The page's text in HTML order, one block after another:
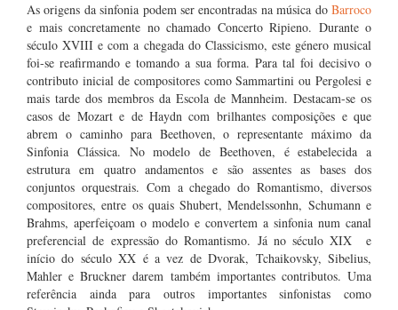
As origens da sinfonia podem ser encontradas na música do Barroco
e mais concretamente no chamado Concerto Ripieno. Durante o
século XVIII e com a chegada do Classicismo, este género musical
foi-se reafirmando e tomando a sua forma. Para tal foi decisivo o
contributo inicial de compositores como Sammartini ou Pergolesi e
mais tarde dos membros da Escola de Mannheim. Destacam-se os
casos de Mozart e de Haydn com brilhantes composições e que
abrem o caminho para Beethoven, o representante máximo da
Sinfonia Clássica. No modelo de Beethoven, é estabelecida a
estrutura em quatro andamentos e são assentes as bases dos
conjuntos orquestrais. Com a chegado do Romantismo, diversos
compositores, entre os quais Shubert, Mendelssonhn, Schumann e
Brahms, aperfeiçoam o modelo e convertem a sinfonia num canal
preferencial de expressão do Romantismo. Já no século XIX e
início do século XX é a vez de Dvorak, Tchaikovsky, Sibelius,
Mahler e Bruckner darem também importantes contributos. Uma
referência ainda para outros importantes sinfonistas como